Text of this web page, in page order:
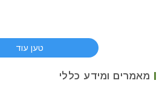
טען עוד
מאמרים ומידע כללי